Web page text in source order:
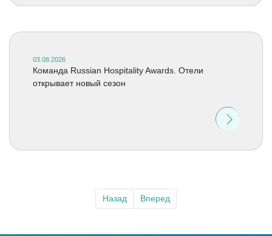
03.08.2026
Команда Russian Hospitality Awards. Отели
открывает новый сезон
Назад Вперед